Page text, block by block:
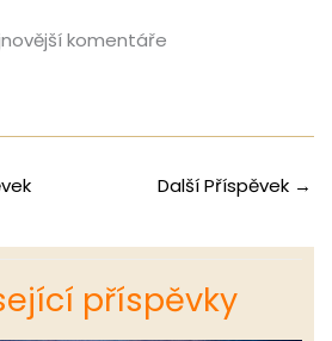
komentáře
Další Příspěvek →
příspěvky